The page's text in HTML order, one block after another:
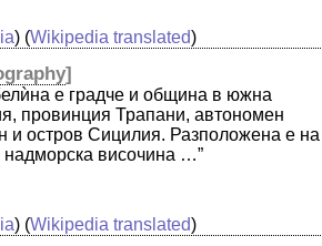
) (Wikipedia translated)
]
е градче и община в южна
провинция Трапани, автономен
и остров Сицилия. Разположена е на
надморска височина …”
) (Wikipedia translated)